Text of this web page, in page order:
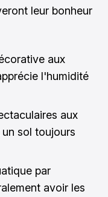
leur bonheur
aux
l'humidité
aux
sol toujours
par
avoir les